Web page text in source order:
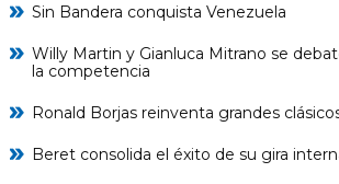
Sin Bandera conquista Venezuela
Willy Martin y Gianluca Mitrano se
la competencia
Ronald Borjas reinventa grandes
Beret consolida el éxito de su gira